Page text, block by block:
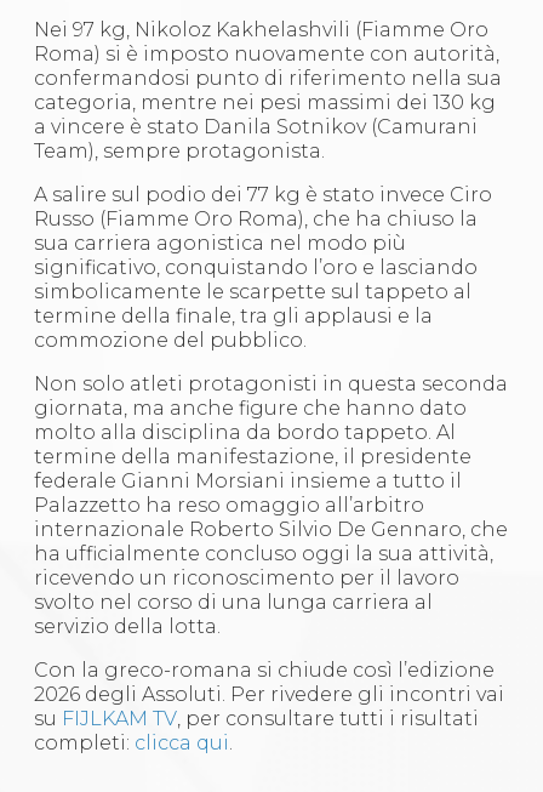
Nei 97 kg, Nikoloz Kakhelashvili (Fiamme Oro
Roma) si è imposto nuovamente con autorità,
confermandosi punto di riferimento nella sua
categoria, mentre nei pesi massimi dei 130 kg
a vincere è stato Danila Sotnikov (Camurani
Team), sempre protagonista.
A salire sul podio dei 77 kg è stato invece Ciro
Russo (Fiamme Oro Roma), che ha chiuso la
sua carriera agonistica nel modo più
significativo, conquistando l’oro e lasciando
simbolicamente le scarpette sul tappeto al
termine della finale, tra gli applausi e la
commozione del pubblico.
Non solo atleti protagonisti in questa seconda
giornata, ma anche figure che hanno dato
molto alla disciplina da bordo tappeto. Al
termine della manifestazione, il presidente
federale Gianni Morsiani insieme a tutto il
Palazzetto ha reso omaggio all’arbitro
internazionale Roberto Silvio De Gennaro, che
ha ufficialmente concluso oggi la sua attività,
ricevendo un riconoscimento per il lavoro
svolto nel corso di una lunga carriera al
servizio della lotta.
Con la greco-romana si chiude così l’edizione
2026 degli Assoluti. Per rivedere gli incontri vai
su FIJLKAM TV, per consultare tutti i risultati
completi: clicca qui.